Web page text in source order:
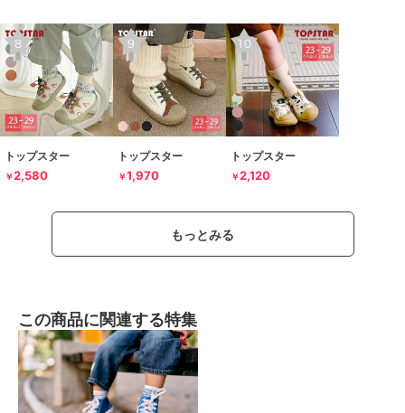
トップスター
￥2,580
トップスター
￥1,970
トップスター
￥2,120
もっとみる
この商品に関連する特集